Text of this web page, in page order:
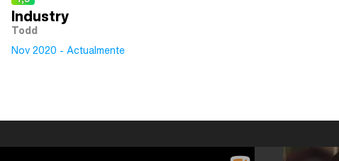
Industry
Todd
Nov 2020 - Actualmente